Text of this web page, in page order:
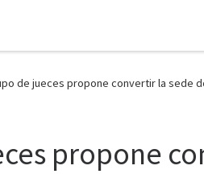
de jueces propone convertir la sede
propone